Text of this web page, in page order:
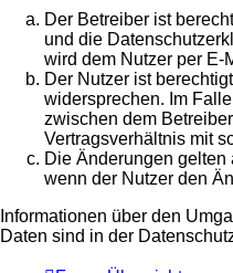
Der Betreiber ist
und die
wird dem Nutzer per E-
Der Nutzer ist
widersprechen. Im
zwischen dem
Vertragsverhältnis mit
Die Änderungen
wenn der Nutzer den
Informationen über den
Daten sind in der